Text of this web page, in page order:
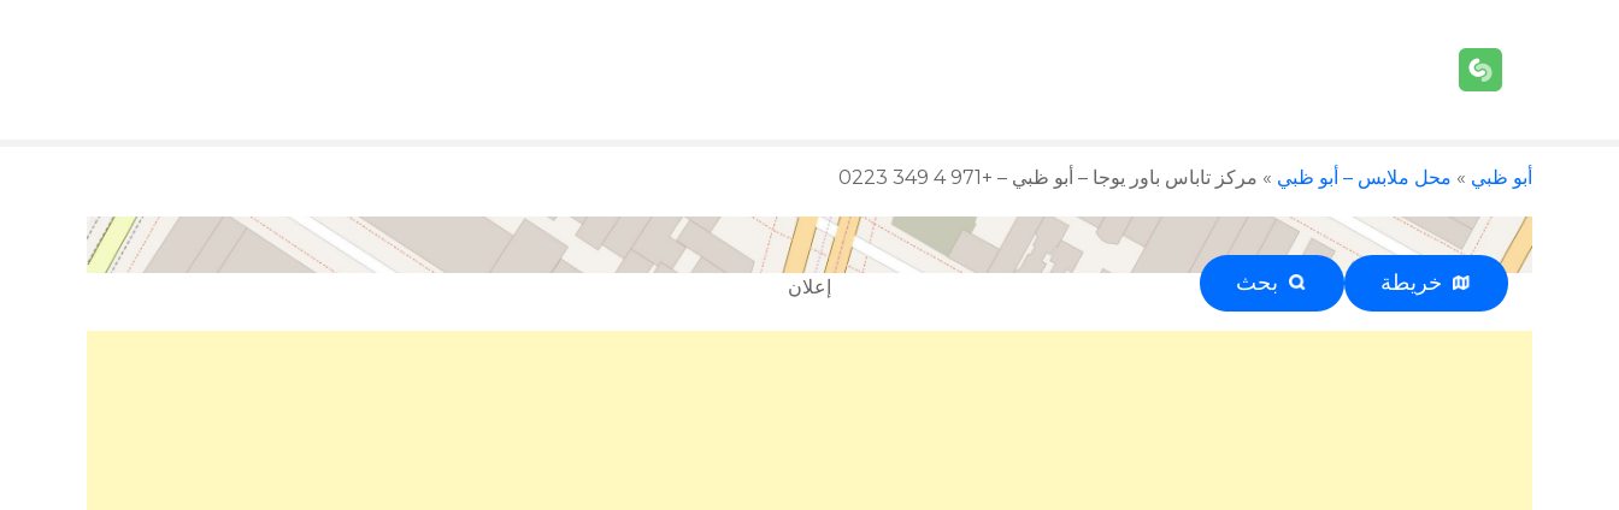
أبو ظبي » محل ملابس – أبو ظبي » مركز تاباس باور يوجا – أبو ظبي – +971 4 349 0223
خريطة بحث إعلان